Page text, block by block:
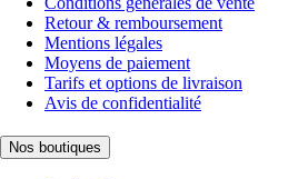
Retour & remboursement
Mentions légales
Moyens de paiement
Tarifs et options de livraison
Avis de confidentialité
Nos boutiques